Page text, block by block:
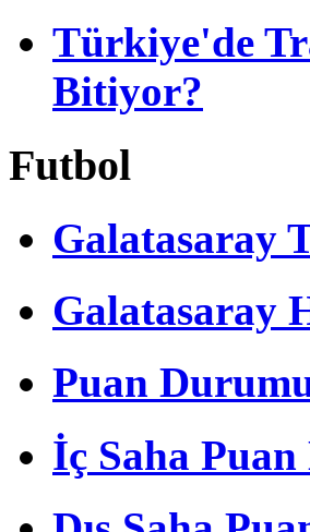
Galatasaray'da Mario
Lemina'dan Osimhen
Gabriel Sara için
Suudi Arabistan'dan
Galatasaray'dan Can
Uzun için yeni plan!
Galatasaray,
Türkiye'de
Bitiyor?
Futbol
Galatasaray
Galatasaray
Puan
İç Saha